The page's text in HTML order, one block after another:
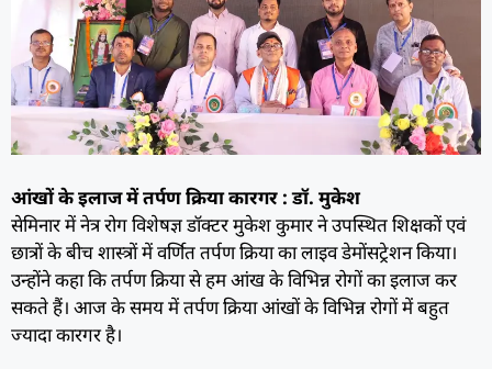
आंखों के इलाज में तर्पण क्रिया कारगर : डॉ. मुकेश
सेमिनार में नेत्र रोग विशेषज्ञ डॉक्टर मुकेश कुमार ने उपस्थित शिक्षकों एवं
छात्रों के बीच शास्त्रों में वर्णित तर्पण क्रिया का लाइव डेमोंसट्रेशन किया।
उन्होंने कहा कि तर्पण क्रिया से हम आंख के विभिन्न रोगों का इलाज कर
सकते हैं। आज के समय में तर्पण क्रिया आंखों के विभिन्न रोगों में बहुत
ज्यादा कारगर है।